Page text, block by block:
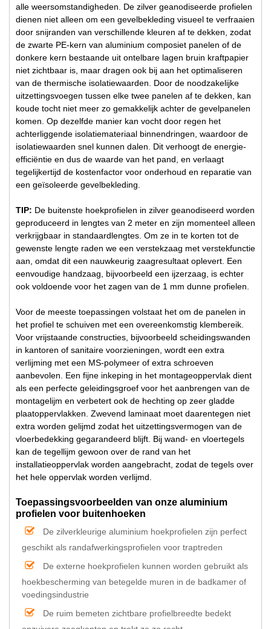
alle weersomstandigheden. De zilver geanodiseerde profielen
dienen niet alleen om een gevelbekleding visueel te verfraaien
door snijranden van verschillende kleuren af te dekken, zodat
de zwarte PE-kern van aluminium composiet panelen of de
donkere kern bestaande uit ontelbare lagen bruin kraftpapier
niet zichtbaar is, maar dragen ook bij aan het optimaliseren
van de thermische isolatiewaarden. Door de noodzakelijke
uitzettingsvoegen tussen elke twee panelen af te dekken, kan
koude tocht niet meer zo gemakkelijk achter de gevelpanelen
komen. Op dezelfde manier kan vocht door regen het
achterliggende isolatiemateriaal binnendringen, waardoor de
isolatiewaarden snel kunnen dalen. Dit verhoogt de energie-
efficiëntie en dus de waarde van het pand, en verlaagt
tegelijkertijd de kostenfactor voor onderhoud en reparatie van
een geïsoleerde gevelbekleding.
TIP: De buitenste hoekprofielen in zilver geanodiseerd worden
geproduceerd in lengtes van 2 meter en zijn momenteel alleen
verkrijgbaar in standaardlengtes. Om ze in te korten tot de
gewenste lengte raden we een verstekzaag met verstekfunctie
aan, omdat dit een nauwkeurig zaagresultaat oplevert. Een
eenvoudige handzaag, bijvoorbeeld een ijzerzaag, is echter
ook voldoende voor het zagen van de 1 mm dunne profielen.
Voor de meeste toepassingen volstaat het om de panelen in
het profiel te schuiven met een overeenkomstig klembereik.
Voor vrijstaande constructies, bijvoorbeeld scheidingswanden
in kantoren of sanitaire voorzieningen, wordt een extra
verlijming met een MS-polymeer of extra schroeven
aanbevolen. Een fijne inkeping in het montageoppervlak dient
als een perfecte geleidingsgroef voor het aanbrengen van de
montagelijm en verbetert ook de hechting op zeer gladde
plaatoppervlakken. Zwevend laminaat moet daarentegen niet
extra worden gelijmd zodat het uitzettingsvermogen van de
vloerbedekking gegarandeerd blijft. Bij wand- en vloertegels
kan de tegellijm gewoon over de rand van het
installatieoppervlak worden aangebracht, zodat de tegels over
het hele oppervlak worden verlijmd.
Toepassingsvoorbeelden van onze aluminium
profielen voor buitenhoeken
De zilverkleurige aluminium hoekprofielen zijn perfect
geschikt als randafwerkingsprofielen voor traptreden
De externe hoekprofielen kunnen worden gebruikt als
hoekbescherming van betegelde muren in de badkamer of
voedingsindustrie
De ruim bemeten zichtbare profielbreedte bedekt